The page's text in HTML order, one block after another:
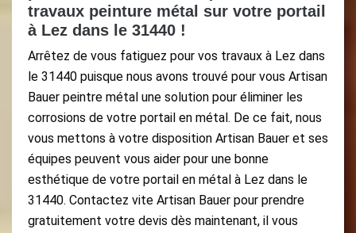
travaux peinture métal sur votre portail
à Lez dans le 31440 !
Arrêtez de vous fatiguez pour vos travaux à Lez dans
le 31440 puisque nous avons trouvé pour vous Artisan
Bauer peintre métal une solution pour éliminer les
corrosions de votre portail en métal. De ce fait, nous
vous mettons à votre disposition Artisan Bauer et ses
équipes peuvent vous aider pour une bonne
esthétique de votre portail en métal à Lez dans le
31440. Contactez vite Artisan Bauer pour prendre
gratuitement votre devis dès maintenant, il vous